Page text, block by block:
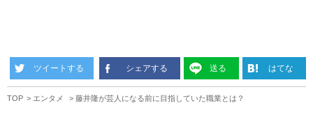
ツイートする シェアする 送る はてな
TOP エンタメ 藤井隆が芸人になる前に目指していた職業とは？